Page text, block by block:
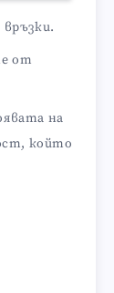
връзки.
от
на
който